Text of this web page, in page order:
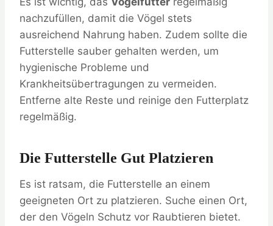
nachzufüllen, damit die Vögel stets
ausreichend Nahrung haben. Zudem sollte die
Futterstelle sauber gehalten werden, um
hygienische Probleme und
Krankheitsübertragungen zu vermeiden.
Entferne alte Reste und reinige den Futterplatz
regelmäßig.
Die Futterstelle Gut Platzieren
Es ist ratsam, die Futterstelle an einem
geeigneten Ort zu platzieren. Suche einen Ort,
der den Vögeln Schutz vor Raubtieren bietet.